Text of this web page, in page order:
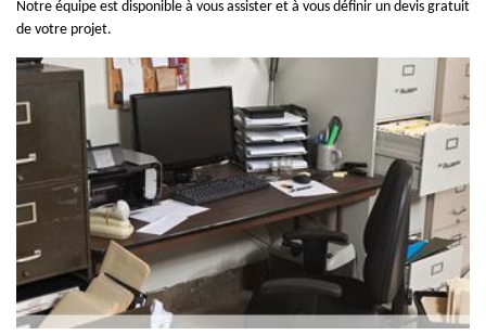
Notre équipe est disponible à vous assister et à vous définir un devis gratuit
de votre projet.